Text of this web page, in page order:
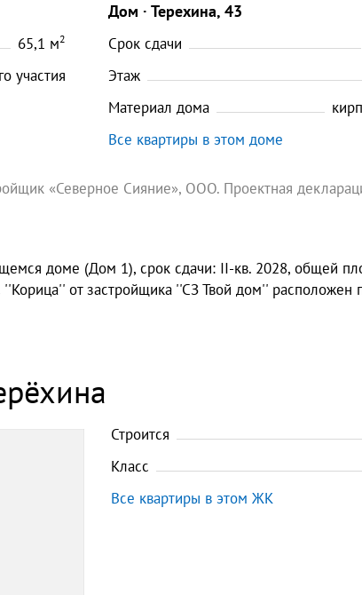
65,1 м2
участия
Дом Терехина, 43
Срок сдачи
Этаж
Материал дома
Все квартиры в этом доме
«Северное Сияние», ООО. Проектная
доме (Дом 1), срок сдачи: II-кв. 2028, общей
от застройщика ''СЗ Твой дом'' расположен
Строится
Класс
Все квартиры в этом ЖК